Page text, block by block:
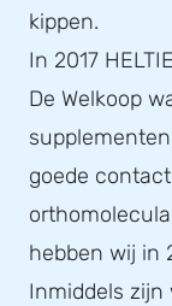
kippen.
In 2017
De Welkoop
goede
hebben wij in
Inmiddels zijn